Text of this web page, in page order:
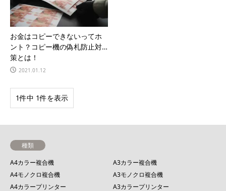
お金はコピーできないってホ
ント？コピー機の偽札防止対
策とは！
2021.01.12
1件中 1件を表示
種類
A4カラー複合機
A3カラー複合機
A4モノクロ複合機
A3モノクロ複合機
A4カラープリンター
A3カラープリンター